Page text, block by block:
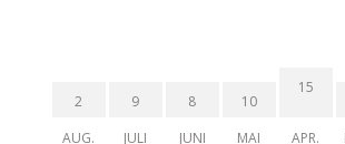
2
AUG.
9
JULI
8
JUNI
10
MAI
15
APR.